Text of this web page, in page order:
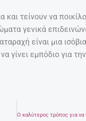
τείνουν να
γενικά
είναι μια
γίνει εμπόδιο για